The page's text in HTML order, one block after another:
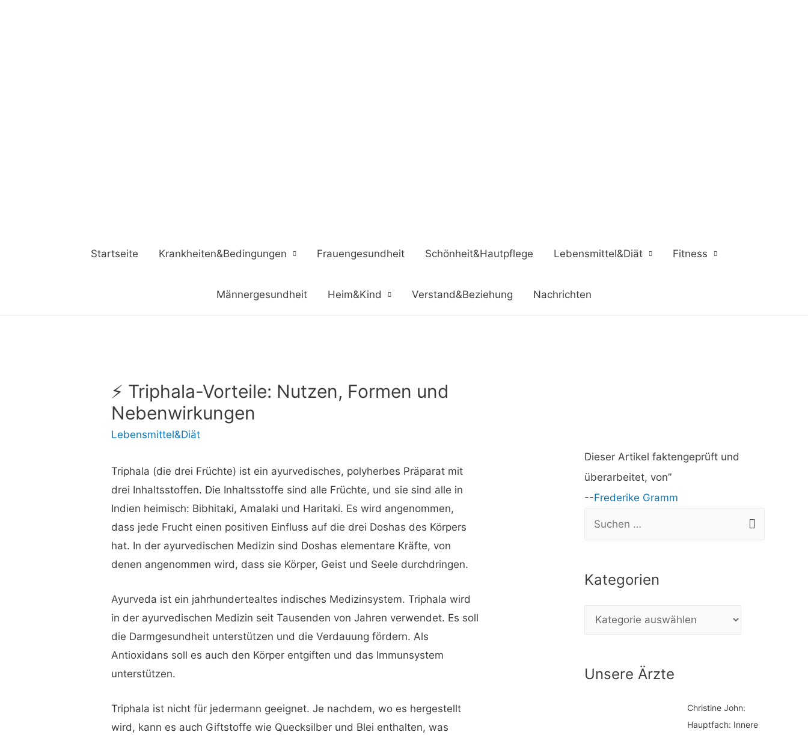
Startseite Krankheiten&Bedingungen Frauengesundheit Schönheit&Hautpflege Lebensmittel&Diät Fitness
Männergesundheit Heim&Kind Verstand&Beziehung Nachrichten
⚡ Triphala-Vorteile: Nutzen, Formen und
Nebenwirkungen
Lebensmittel&Diät
Triphala (die drei Früchte) ist ein ayurvedisches, polyherbes Präparat mit
drei Inhaltsstoffen. Die Inhaltsstoffe sind alle Früchte, und sie sind alle in
Indien heimisch: Bibhitaki, Amalaki und Haritaki. Es wird angenommen,
dass jede Frucht einen positiven Einfluss auf die drei Doshas des Körpers
hat. In der ayurvedischen Medizin sind Doshas elementare Kräfte, von
denen angenommen wird, dass sie Körper, Geist und Seele durchdringen.
Ayurveda ist ein jahrhundertealtes indisches Medizinsystem. Triphala wird
in der ayurvedischen Medizin seit Tausenden von Jahren verwendet. Es soll
die Darmgesundheit unterstützen und die Verdauung fördern. Als
Antioxidans soll es auch den Körper entgiften und das Immunsystem
unterstützen.
Triphala ist nicht für jedermann geeignet. Je nachdem, wo es hergestellt
wird, kann es auch Giftstoffe wie Quecksilber und Blei enthalten, was
Dieser Artikel faktengeprüft und
überarbeitet, von”
--Frederike Gramm
h
c
Kategorien
e
Unsere Ärzte
Christine John:
Hauptfach: Innere